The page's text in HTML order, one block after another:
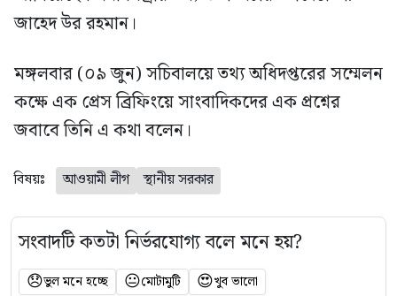
জাহেদ উর রহমান।
মঙ্গলবার (০৯ জুন) সচিবালয়ে তথ্য অধিদপ্তরের সম্মেলন
কক্ষে এক প্রেস ব্রিফিংয়ে সাংবাদিকদের এক প্রশ্নের
জবাবে তিনি এ কথা বলেন।
বিষয়ঃ আওয়ামী লীগ স্থানীয় সরকার
সংবাদটি কতটা নির্ভরযোগ্য বলে মনে হয়?
😞ভুল মনে হচ্ছে 😐মোটামুটি 😍খুব ভালো